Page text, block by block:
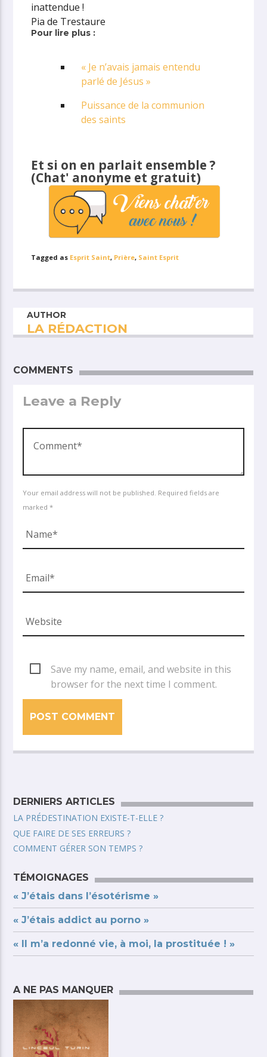
inattendue !
Pia de Trestaure
Pour lire plus :
« Je n’avais jamais entendu
parlé de Jésus »
Puissance de la communion
des saints
Et si on en parlait ensemble ?
(Chat' anonyme et gratuit)
Tagged as Esprit Saint, Prière, Saint Esprit
AUTHOR
LA RÉDACTION
COMMENTS
Leave a Reply
Your email address will not be published. Required fields are
marked *
Save my name, email, and website in this
browser for the next time I comment.
DERNIERS ARTICLES
LA PRÉDESTINATION EXISTE-T-ELLE ?
QUE FAIRE DE SES ERREURS ?
COMMENT GÉRER SON TEMPS ?
TÉMOIGNAGES
« J’étais dans l’ésotérisme »
« J’étais addict au porno »
« Il m’a redonné vie, à moi, la prostituée ! »
A NE PAS MANQUER